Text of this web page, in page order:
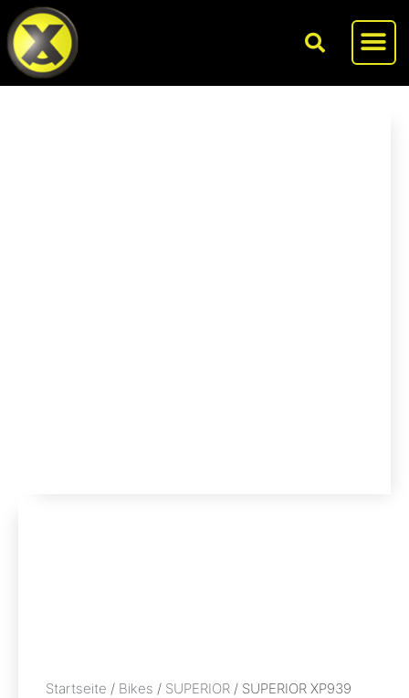
Startseite / Bikes / SUPERIOR / SUPERIOR XP939